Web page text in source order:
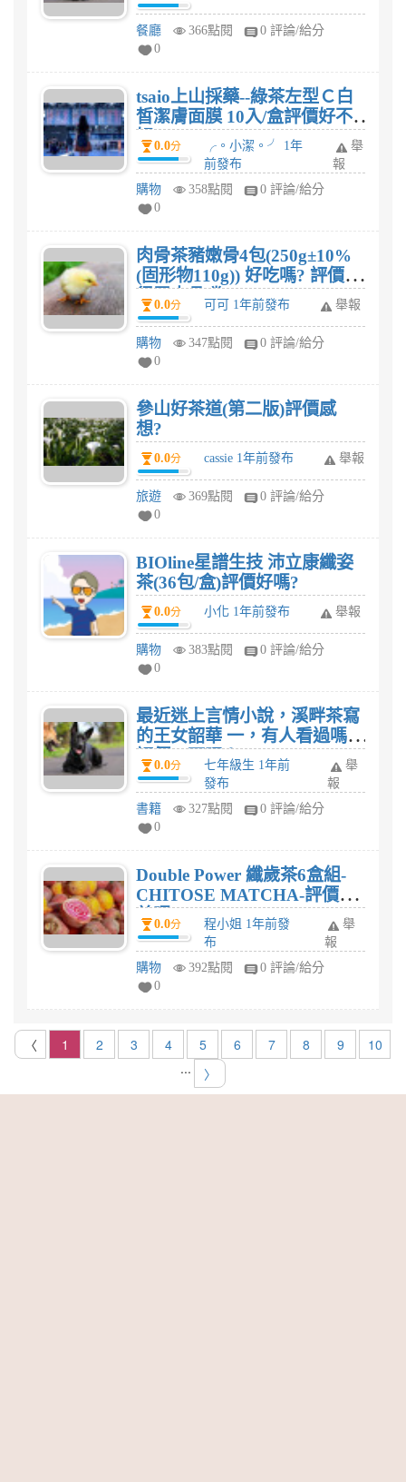
餐廳 366點閱
0 評論/給分
0
tsaio上山採藥--綠茶左型Ｃ白
皙潔膚面膜 10入/盒評價好不
好?0.0分
╭。小潔。╯ 1年
前發布
舉
報
購物
358點閱
0 評論/給分
0
肉骨茶豬嫩骨4包(250g±10%
(固形物110g)) 好吃嗎? 評價值
得買來品嚐?
0.0分 可可 1年前發布 舉報
購物 347點閱
0 評論/給分
0
參山好茶道(第二版)評價感
想?
0.0分 cassie 1年前發布 舉報
旅遊 369點閱
0 評論/給分
0
BIOline星譜生技 沛立康纖姿
茶(36包/盒)評價好嗎?
0.0分 小化 1年前發布 舉報
購物 383點閱
0 評論/給分
0
最近迷上言情小說，溪畔茶寫
的王女韶華 一，有人看過嗎？
評價一下吧！
0.0分
七年級生 1年前
發布
舉
報
書籍
327點閱
0 評論/給分
0
Double Power 纖歲茶6盒組-
CHITOSE MATCHA-評價會
差嗎?
0.0分
程小姐 1年前發
布
舉
報
購物
392點閱
0 評論/給分
0
〈 1 2 3 4 5 6 7 8 9
10
...
〉